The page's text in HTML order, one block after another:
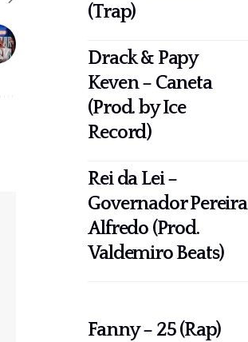
(Trap)
Drack & Papy
Keven – Caneta
(Prod. by Ice
Record)
Rei da Lei –
Governador Pereira
Alfredo (Prod.
Valdemiro Beats)
Fanny – 25 (Rap)